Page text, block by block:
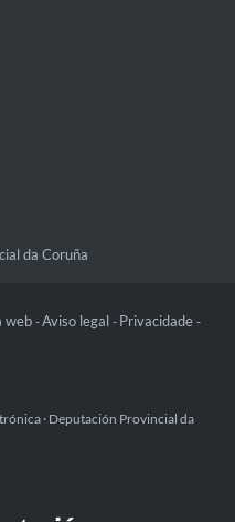
da Coruña
web -Aviso legal - Privacidade -
· Deputación Provincial da